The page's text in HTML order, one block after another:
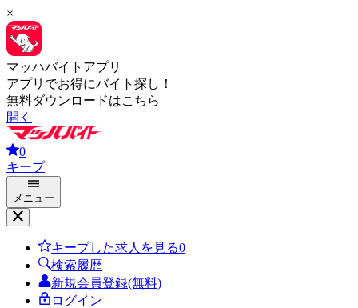
×
マッハバイトアプリ
アプリでお得にバイト探し！
無料ダウンロードはこちら
開く
0
キープ
メニュー
キープした求人を見る0
検索履歴
新規会員登録(無料)
ログイン